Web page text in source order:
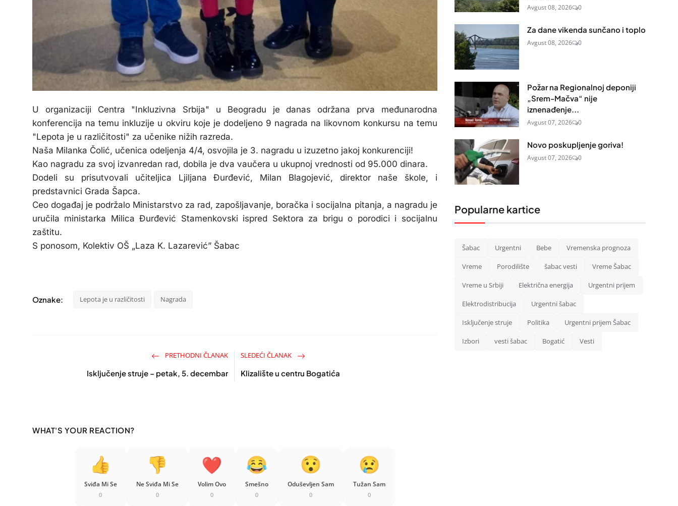
U organizaciji Centra "Inkluzivna Srbija" u Beogradu je danas održana prva međunarodna
konferencija na temu inkluzije u okviru koje je dodeljeno 9 nagrada na likovnom konkursu na temu
"Lepota je u različitosti" za učenike nižih razreda.
Naša Milanka Čolić, učenica odeljenja 4/4, osvojila je 3. nagradu u izuzetno jakoj konkurenciji!
Kao nagradu za svoj izvanredan rad, dobila je dva vaučera u ukupnoj vrednosti od 95.000 dinara.
Dodeli su prisutvovali učiteljica Ljiljana Đurđević, Milan Blagojević, direktor naše škole, i
predstavnici Grada Šapca.
Ceo događaj je podržalo Ministarstvo za rad, zapošljavanje, boračka i socijalna pitanja, a nagradu je
uručila ministarka Milica Đurđević Stamenkovski ispred Sektora za brigu o porodici i socijalnu
zaštitu.
S ponosom, Kolektiv OŠ „Laza K. Lazarević” Šabac
Oznake: Lepota je u različitosti Nagrada
PRETHODNI ČLANAK
Isključenje struje – petak, 5. decembar
SLEDEĆI ČLANAK
Klizalište u centru Bogatića
WHAT'S YOUR REACTION?
Sviđa Mi Se
0
Ne Sviđa Mi Se
0
Volim Ovo
0
Smešno
0
Oduševljen Sam
0
Tužan Sam
0
Avgust 08, 2026 0
Za dane vikenda sunčano i toplo
Avgust 08, 2026 0
Požar na Regionalnoj deponiji
„Srem-Mačva“ nije
iznenađenje...
Avgust 07, 2026 0
Novo poskupljenje goriva!
Avgust 07, 2026 0
Popularne kartice
Šabac Urgentni Bebe Vremenska prognoza
Vreme Porodilište šabac vesti Vreme Šabac
Vreme u Srbiji Električna energija Urgentni prijem
Elektrodistribucija Urgentni šabac
Isključenje struje Politika Urgentni prijem Šabac
Izbori vesti šabac Bogatić Vesti